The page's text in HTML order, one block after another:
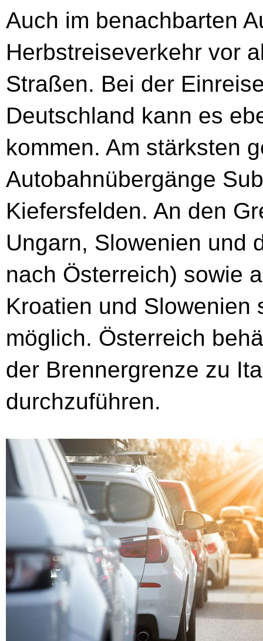
Auch im benachbarten
Herbstreiseverkehr vor
Straßen. Bei der
Deutschland kann es
kommen. Am stärksten
Autobahnübergänge
Kiefersfelden. An den
Ungarn, Slowenien und
nach Österreich) sowie
Kroatien und Slowenien
möglich. Österreich
der Brennergrenze zu
durchzuführen.